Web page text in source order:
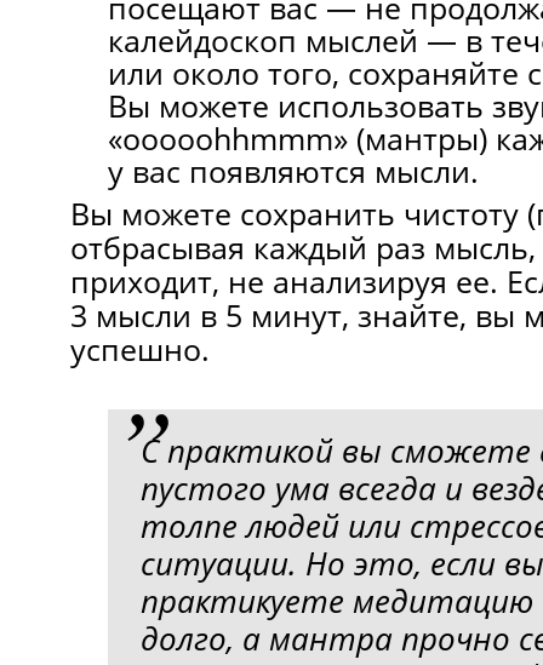
калейдоскоп мыслей — в
или около того, сохраняйте
Вы можете использовать
«ooooohhmmm» (мантры)
у вас появляются мысли.
Вы можете сохранить чистоту
отбрасывая каждый раз мысль,
приходит, не анализируя ее.
3 мысли в 5 минут, знайте, вы
успешно.
С практикой вы сможете
пустого ума всегда и
толпе людей или
ситуации. Но это, если
практикуете
долго, а мантра прочно